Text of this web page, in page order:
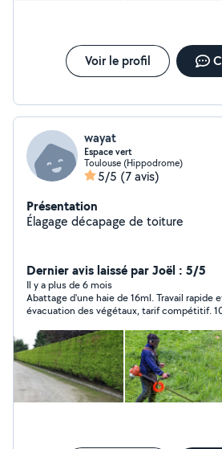
Voir le profil
wayat
Espace vert
Toulouse (Hippodrome)
5/5 (7 avis)
Présentation
Élagage décapage de toiture
Dernier avis laissé par Joël : 5/5
Il y a plus de 6 mois
Abattage d'une haie de 16ml. Travail rapide
évacuation des végétaux, tarif compétitif.